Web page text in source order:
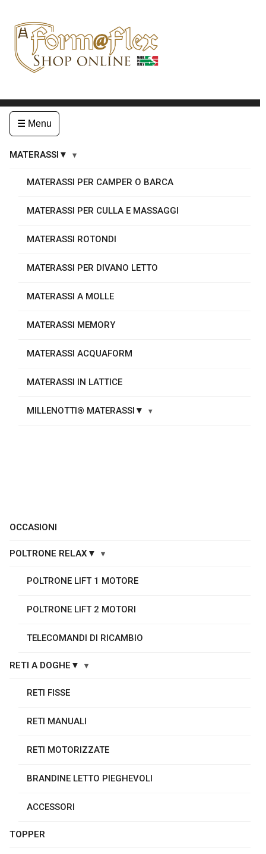
☰ Menu
MATERASSI▼
MATERASSI PER CAMPER O BARCA
MATERASSI PER CULLA E MASSAGGI
MATERASSI ROTONDI
MATERASSI PER DIVANO LETTO
MATERASSI A MOLLE
MATERASSI MEMORY
MATERASSI ACQUAFORM
MATERASSI IN LATTICE
MILLENOTTI® MATERASSI▼
OCCASIONI
POLTRONE RELAX▼
POLTRONE LIFT 1 MOTORE
POLTRONE LIFT 2 MOTORI
TELECOMANDI DI RICAMBIO
RETI A DOGHE▼
RETI FISSE
RETI MANUALI
RETI MOTORIZZATE
BRANDINE LETTO PIEGHEVOLI
ACCESSORI
TOPPER